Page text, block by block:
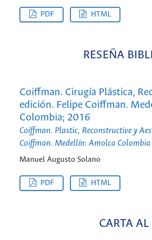
PDF HTML
RESEÑA
Coiffman. Cirugía Plástica,
edición. Felipe Coiffman.
Colombia; 2016
Coiffman. Plastic, Reconstructive y
Coiffman. Medellín: Amolca
Manuel Augusto Solano
PDF HTML
CARTA